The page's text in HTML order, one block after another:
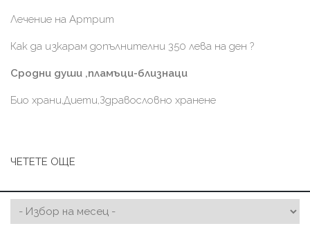
Лечение на Артрит
Как да изкарам допълнителни 350 лева на ден ?
Сродни души ,пламъци-близнаци
Био храни,Диети,Здравословно хранене
ЧЕТЕТЕ ОЩЕ